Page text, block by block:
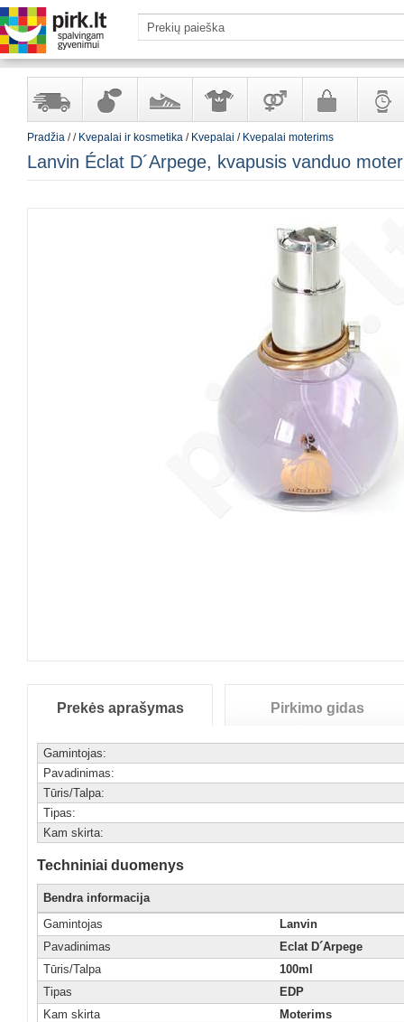
sandėlyje
Kvepalai
ir
kosmetika
ir
aksesuarai
suaugusiems
ir
Pradžia // Kvepalai ir kosmetika / Kvepalai / Kvepalai moterims
Lanvin Éclat D´Arpege, kvapusis vanduo
Prekės aprašymas Pirkimo gidas
Gamintojas:
Pavadinimas:
Tūris/Talpa:
Tipas:
Kam skirta:
Techniniai duomenys
Bendra informacija
Gamintojas
Lanvin
Pavadinimas
Eclat D´Arpege
Tūris/Talpa
100ml
Tipas
EDP
Kam skirta
Moterims